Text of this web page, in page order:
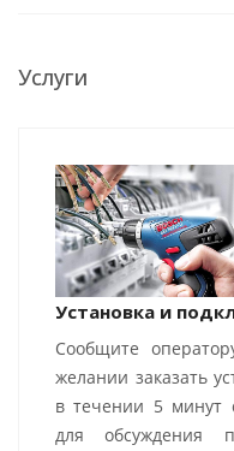
Услуги
Установка и
Сообщите
желании заказать
в течении 5 минут
для обсуждения